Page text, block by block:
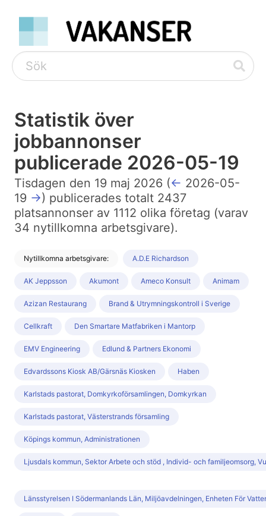
Statistik över
jobbannonser
publicerade 2026-05-19
Tisdagen den 19 maj 2026 (← 2026-05-
19 →) publicerades totalt 2437
platsannonser av 1112 olika företag (varav
34 nytillkomna arbetsgivare).
Nytillkomna arbetsgivare: A.D.E Richardson
AK Jeppsson Akumont Ameco Konsult Animam
Azizan Restaurang Brand & Utrymningskontroll i Sverige
Cellkraft Den Smartare Matfabriken i Mantorp
EMV Engineering Edlund & Partners Ekonomi
Edvardssons Kiosk AB/Gärsnäs Kiosken Haben
Karlstads pastorat, Domkyrkoförsamlingen, Domkyrkan
Karlstads pastorat, Västerstrands församling
Köpings kommun, Administrationen
Ljusdals kommun, Sektor Arbete och stöd , Individ- och familjeomsorg,
Länsstyrelsen I Södermanlands Län, Miljöavdelningen, Enheten För